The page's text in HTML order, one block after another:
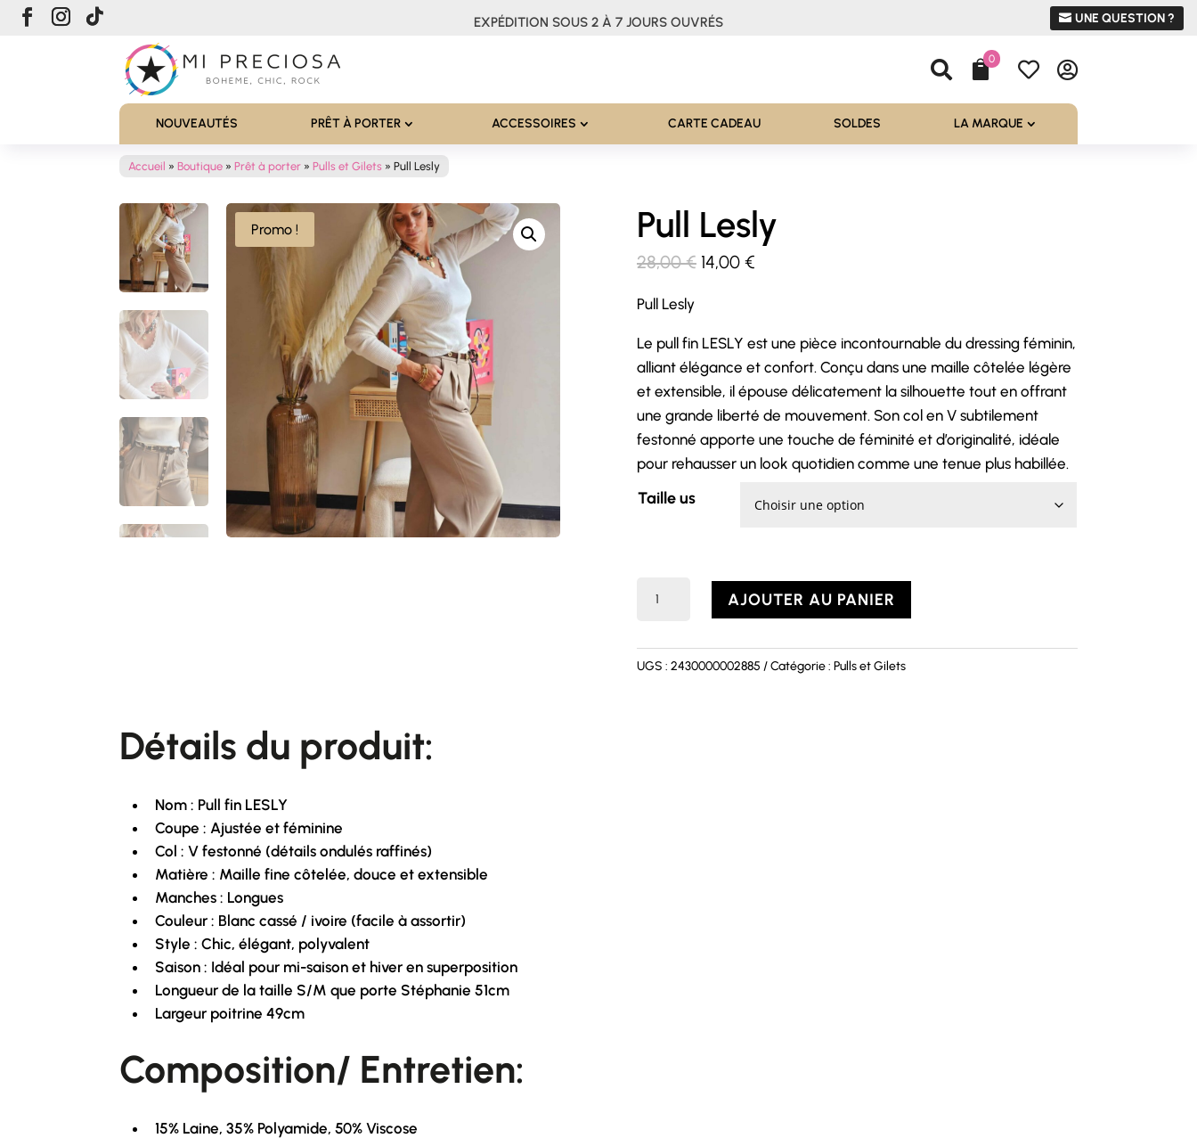
EXPÉDITION SOUS 2 À 7 JOURS OUVRÉS UNE QUESTION ?
 0  
NOUVEAUTÉS PRÊT À PORTER ACCESSOIRES CARTE CADEAU SOLDES LA MARQUE
Accueil »Boutique »Prêt à porter »Pulls et Gilets »Pull Lesly
Promo ! Pull Lesly
28,00€ Le
était :
28,00 €.
14,00 €Le
est :
14,00 €.
Pull Lesly
Le pull fin LESLY est une pièce incontournable du dressing féminin,
alliant élégance et confort. Conçu dans une maille côtelée légère
et extensible, il épouse délicatement la silhouette tout en offrant
une grande liberté de mouvement. Son col en V subtilement
festonné apporte une touche de féminité et d’originalité, idéale
pour rehausser un look quotidien comme une tenue plus habillée.
Taille us
Lesly
AJOUTER AU PANIER
UGS : 2430000002885 Catégorie : Pulls et Gilets
Détails du produit:
Nom : Pull fin LESLY
Coupe : Ajustée et féminine
Col : V festonné (détails ondulés raffinés)
Matière : Maille fine côtelée, douce et extensible
Manches : Longues
Couleur : Blanc cassé / ivoire (facile à assortir)
Style : Chic, élégant, polyvalent
Saison : Idéal pour mi-saison et hiver en superposition
Longueur de la taille S/M que porte Stéphanie 51cm
Largeur poitrine 49cm
Composition/ Entretien:
15% Laine, 35% Polyamide, 50% Viscose